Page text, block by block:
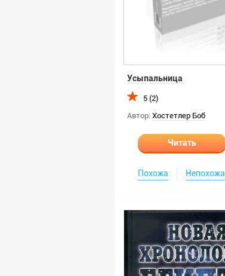
Усыпальница
5 (2)
Автор: Хостетлер Боб
Читать
Похожа Непохожа